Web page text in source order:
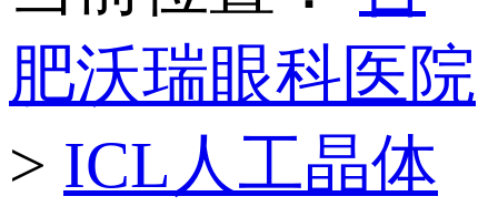
肥沃瑞眼科医院
> ICL人工晶体